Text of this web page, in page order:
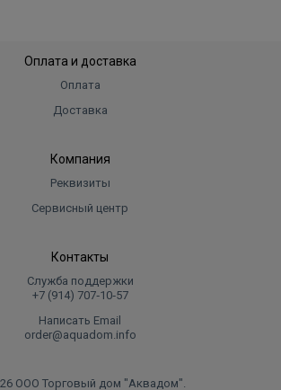
Оплата и доставка
Оплата
Доставка
Компания
Реквизиты
Сервисный центр
Контакты
Служба поддержки
+7 (914) 707‑10‑57
Написать Email
order@aquadom.info
ООО Торговый дом "Аквадом".